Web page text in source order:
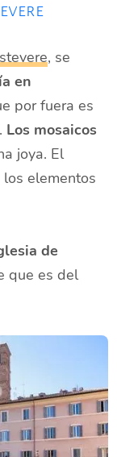
, se
en
por fuera es
Los mosaicos
joya. El
elementos
de
que es del